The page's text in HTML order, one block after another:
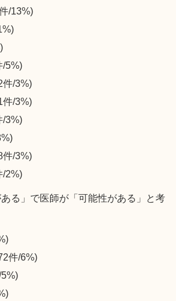
/13%)
/5%)
件/3%)
件/3%)
/3%)
件/3%)
/2%)
る」で医師が「可能性がある」と考
件/6%)